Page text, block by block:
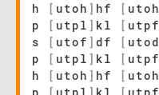
h
[ utoh ] hf [ utoh
p
[ utpl ] kl [ utpf
s
[ utof ] df [ utod
p
[ utpl ] kl [ utpf
h
[ utoh ] hf [ utoh